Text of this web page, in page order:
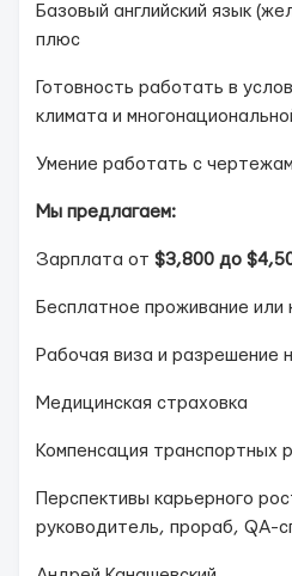
Базовый английский язык
плюс
Готовность работать в
климата и
Умение работать с
Мы предлагаем:
Зарплата от $3,800 до
Бесплатное проживание или
Рабочая виза и разрешение
Медицинская страховка
Компенсация транспортных
Перспективы карьерного
руководитель, прораб, QA-